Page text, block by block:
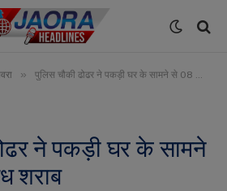
» पुलिस चौकी ढोढर ने पकड़ी घर के सामने से 08 पेटी अवैध शराब
ने पकड़ी घर के सामने
शराब